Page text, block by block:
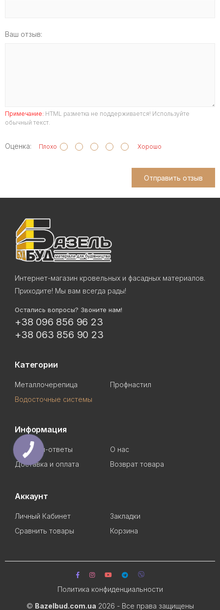
Ваш отзыв:
Примечание: HTML разметка не поддерживается! Используйте
обычный текст.
Оценка: Плохо Хорошо
Отправить отзыв
Интернет-магазин кровельных и фасадных материалов.
Приходите! Мы вам всегда рады!
Остались вопросы? Звоните нам!
+38 096 856 96 23
+38 063 856 90 23
Категории
Металлочерепица
Профнастил
Водосточные системы
Информация
Вопросы-ответы
О нас
Доставка и оплата
Возврат товара
Аккаунт
Личный Кабинет
Закладки
Сравнить товары
Корзина
© Bazelbud.com.ua 2026 - Все права защищены
Политика конфиденциальности